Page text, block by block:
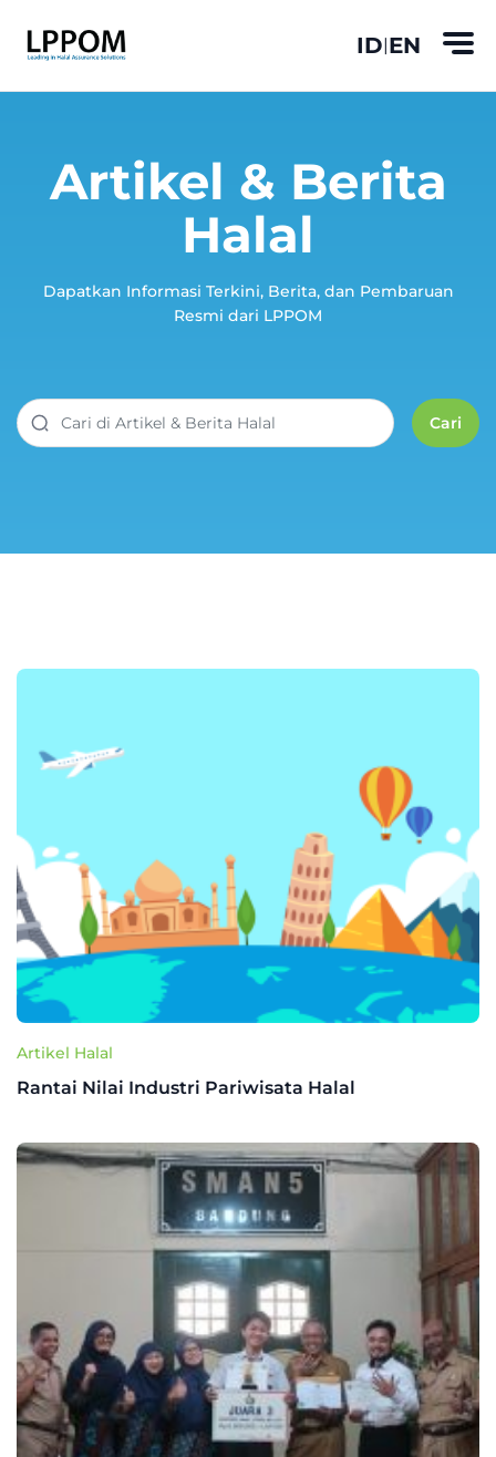
ID|EN
Artikel & Berita
Halal
Dapatkan Informasi Terkini, Berita, dan Pembaruan
Resmi dari LPPOM
Cari
Artikel Halal
Rantai Nilai Industri Pariwisata Halal